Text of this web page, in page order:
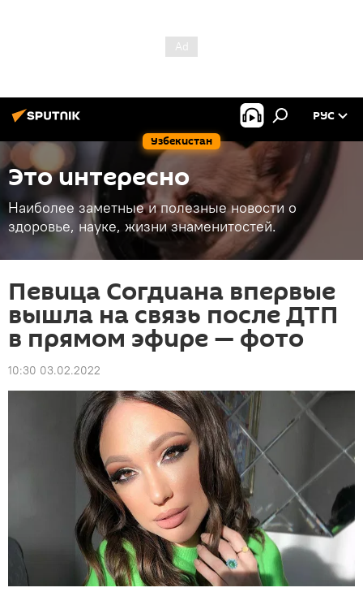
Узбекистан
РУС
Это интересно
Наиболее заметные и полезные новости о
здоровье, науке, жизни знаменитостей.
Певица Согдиана впервые
вышла на связь после ДТП
в прямом эфире — фото
10:30 03.02.2022